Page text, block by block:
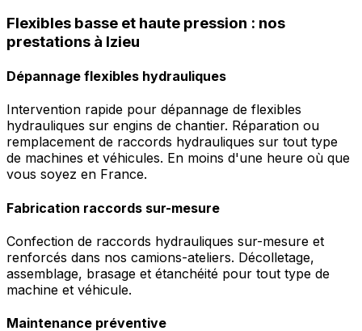
Flexibles basse et haute pression : nos
prestations à Izieu
Dépannage flexibles hydrauliques
Intervention rapide pour dépannage de flexibles
hydrauliques sur engins de chantier. Réparation ou
remplacement de raccords hydrauliques sur tout type
de machines et véhicules. En moins d'une heure où que
vous soyez en France.
Fabrication raccords sur-mesure
Confection de raccords hydrauliques sur-mesure et
renforcés dans nos camions-ateliers. Décolletage,
assemblage, brasage et étanchéité pour tout type de
machine et véhicule.
Maintenance préventive